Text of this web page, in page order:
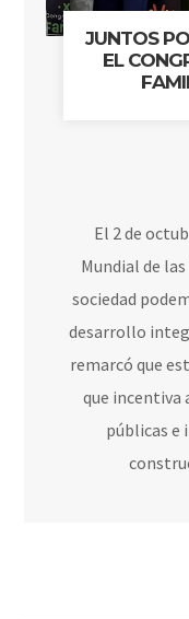
JUNTOS
EL
El 2 de
Mundial de
sociedad
desarrollo
remarcó que
que incentiva
públicas e